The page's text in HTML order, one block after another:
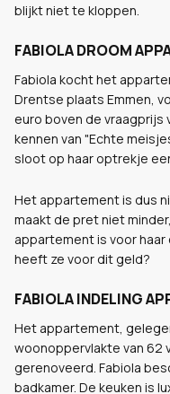
blijkt niet te kloppen.
FABIOLA DROOM
Fabiola kocht het
Drentse plaats Emmen,
euro boven de vraagprijs
kennen van "Echte
sloot op haar optrekje
Het appartement is dus
maakt de pret niet
appartement is voor haar
heeft ze voor dit geld?
FABIOLA INDELING
Het appartement,
woonoppervlakte van 62
gerenoveerd. Fabiola
badkamer. De keuken is